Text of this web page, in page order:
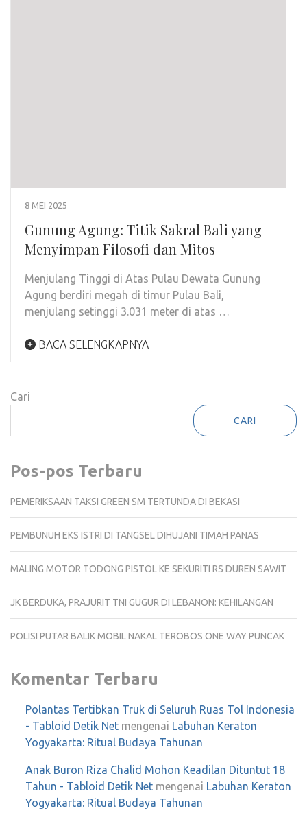
8 MEI 2025
Gunung Agung: Titik Sakral Bali yang
Menyimpan Filosofi dan Mitos
Menjulang Tinggi di Atas Pulau Dewata Gunung
Agung berdiri megah di timur Pulau Bali,
menjulang setinggi 3.031 meter di atas …
BACA SELENGKAPNYA
Cari
CARI
Pos-pos Terbaru
PEMERIKSAAN TAKSI GREEN SM TERTUNDA DI BEKASI
PEMBUNUH EKS ISTRI DI TANGSEL DIHUJANI TIMAH PANAS
MALING MOTOR TODONG PISTOL KE SEKURITI RS DUREN SAWIT
JK BERDUKA, PRAJURIT TNI GUGUR DI LEBANON: KEHILANGAN
POLISI PUTAR BALIK MOBIL NAKAL TEROBOS ONE WAY PUNCAK
Komentar Terbaru
Polantas Tertibkan Truk di Seluruh Ruas Tol Indonesia
- Tabloid Detik Net mengenai Labuhan Keraton
Yogyakarta: Ritual Budaya Tahunan
Anak Buron Riza Chalid Mohon Keadilan Dituntut 18
Tahun - Tabloid Detik Net mengenai Labuhan Keraton
Yogyakarta: Ritual Budaya Tahunan